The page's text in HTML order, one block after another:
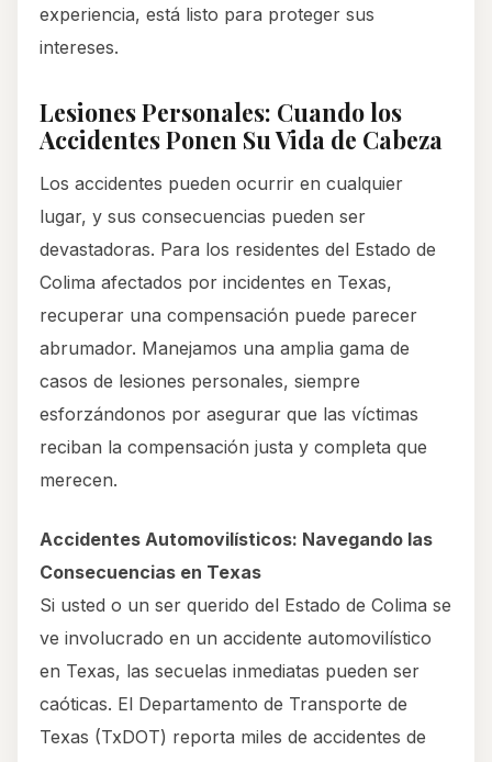
experiencia, está listo para proteger sus
intereses.
Lesiones Personales: Cuando los
Accidentes Ponen Su Vida de Cabeza
Los accidentes pueden ocurrir en cualquier
lugar, y sus consecuencias pueden ser
devastadoras. Para los residentes del Estado de
Colima afectados por incidentes en Texas,
recuperar una compensación puede parecer
abrumador. Manejamos una amplia gama de
casos de lesiones personales, siempre
esforzándonos por asegurar que las víctimas
reciban la compensación justa y completa que
merecen.
Accidentes Automovilísticos: Navegando las
Consecuencias en Texas
Si usted o un ser querido del Estado de Colima se
ve involucrado en un accidente automovilístico
en Texas, las secuelas inmediatas pueden ser
caóticas. El Departamento de Transporte de
Texas (TxDOT) reporta miles de accidentes de